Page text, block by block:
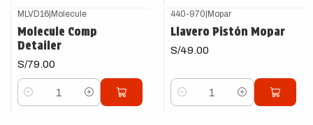
MLVD16|Molecule
Molecule Comp
Detailer
S/79.00
Cantidad
440-970|Mopar
Llavero Pistón Mopar
S/49.00
Cantidad